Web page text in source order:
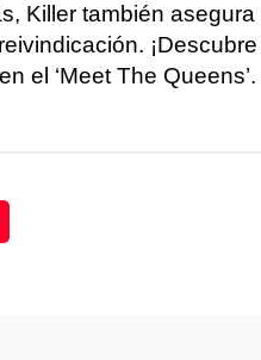
Killer también
el ‘Meet The Queens’.